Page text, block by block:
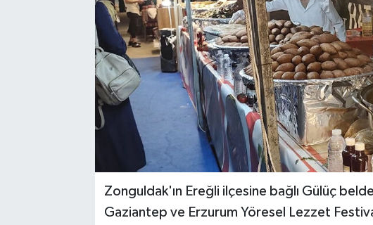
Zonguldak'ın Ereğli ilçesine bağlı Gülüç
Gaziantep ve Erzurum Yöresel Lezzet